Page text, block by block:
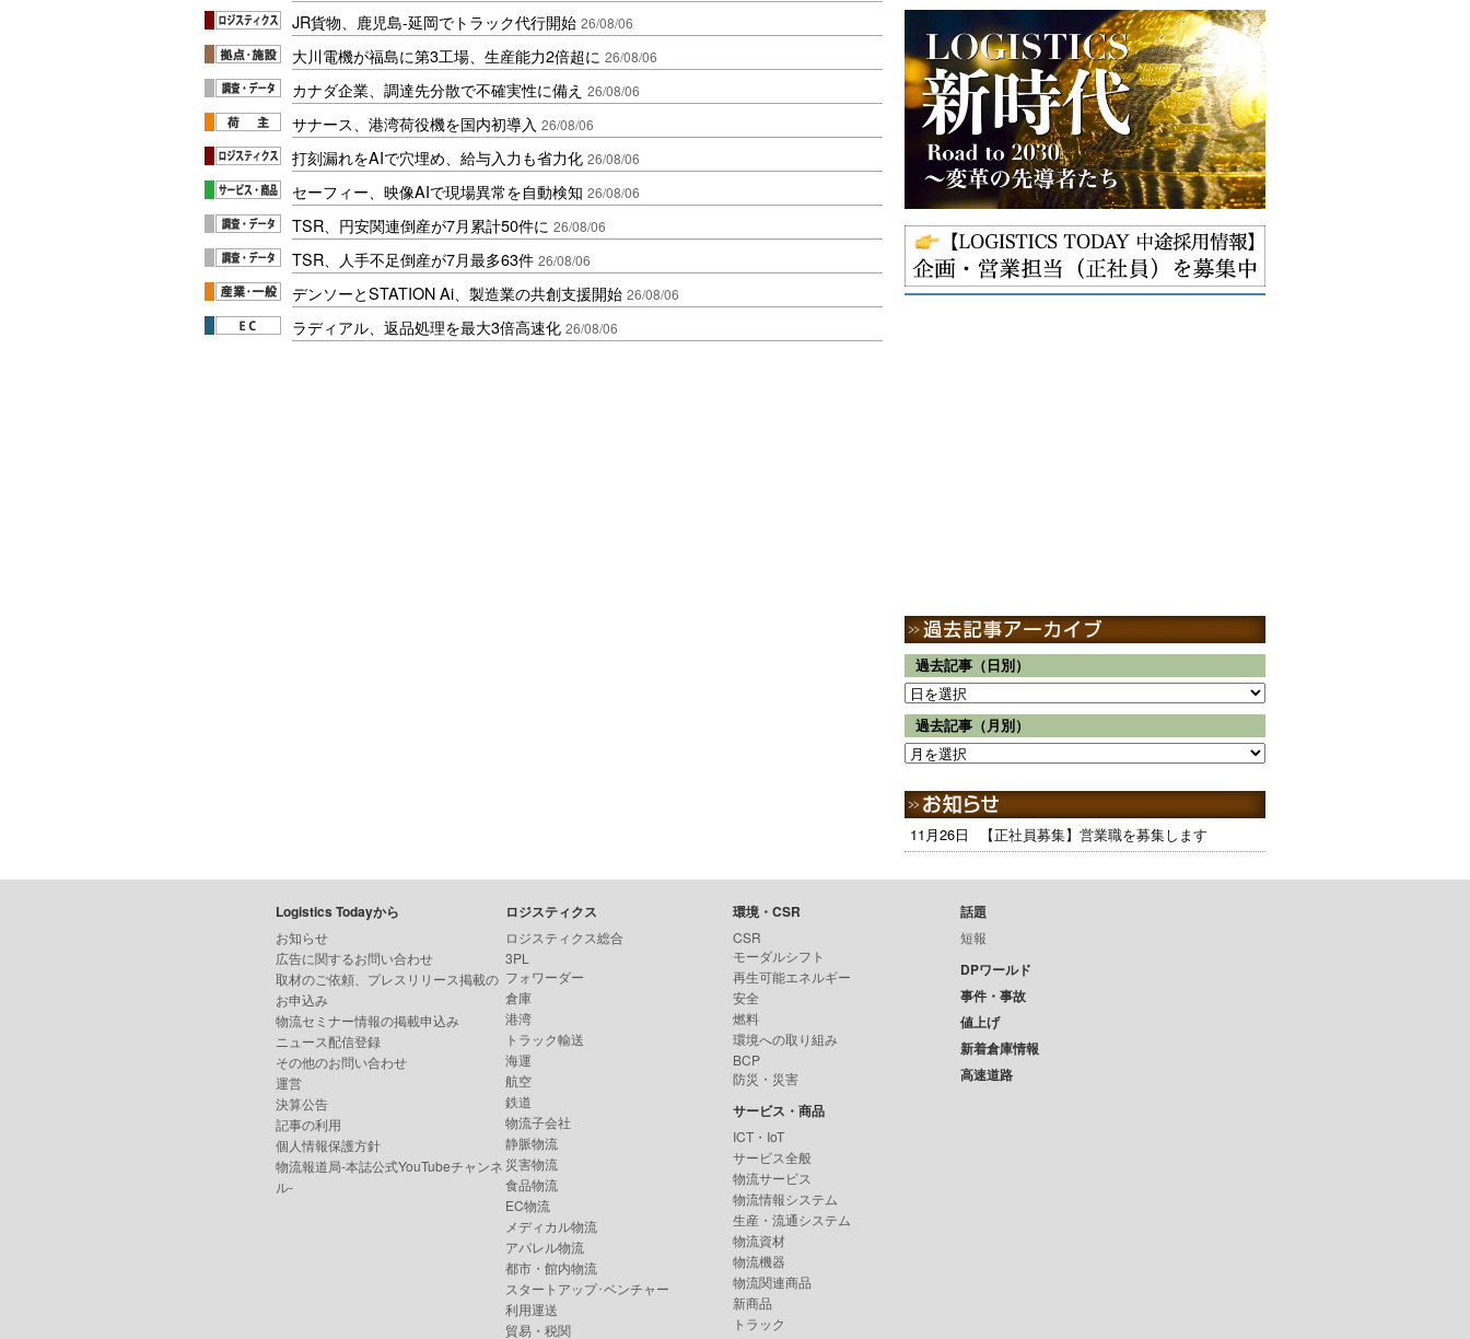
JR貨物、鹿児島-延岡でトラック代行開始 26/08/06
大川電機が福島に第3工場、生産能力2倍超に 26/08/06
カナダ企業、調達先分散で不確実性に備え 26/08/06
サナース、港湾荷役機を国内初導入 26/08/06
打刻漏れをAIで穴埋め、給与入力も省力化 26/08/06
セーフィー、映像AIで現場異常を自動検知 26/08/06
TSR、円安関連倒産が7月累計50件に 26/08/06
TSR、人手不足倒産が7月最多63件 26/08/06
デンソーとSTATION Ai、製造業の共創支援開始 26/08/06
ラディアル、返品処理を最大3倍高速化 26/08/06
過去記事（日別）
過去記事（月別）
11月26日 【正社員募集】営業職を募集します
Logistics Todayから
お知らせ
広告に関するお問い合わせ
取材のご依頼、プレスリリース掲載の
お申込み
物流セミナー情報の掲載申込み
ニュース配信登録
その他のお問い合わせ
運営
決算公告
記事の利用
個人情報保護方針
物流報道局-本誌公式YouTubeチャンネ
ル-
ロジスティクス
ロジスティクス総合
3PL
フォワーダー
倉庫
港湾
トラック輸送
海運
航空
鉄道
物流子会社
静脈物流
災害物流
食品物流
EC物流
メディカル物流
アパレル物流
都市・館内物流
スタートアップ･ベンチャー
利用運送
貿易・税関
環境・CSR
CSR
モーダルシフト
再生可能エネルギー
安全
燃料
環境への取り組み
BCP
防災・災害
サービス・商品
ICT・IoT
サービス全般
物流サービス
物流情報システム
生産・流通システム
物流資材
物流機器
物流関連商品
新商品
トラック
話題
短報
DPワールド
事件・事故
値上げ
新着倉庫情報
高速道路